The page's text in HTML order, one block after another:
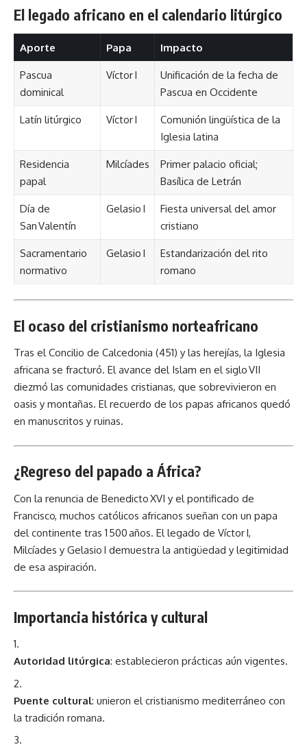
El legado africano en el calendario litúrgico
Aporte Papa Impacto
Pascua
dominical
Víctor I
Unificación de la fecha de
Pascua en Occidente
Latín litúrgico Víctor I
Comunión lingüística de la
Iglesia latina
Residencia
papal
Milcíades
Primer palacio oficial;
Basílica de Letrán
Día de
San Valentín
Gelasio I
Fiesta universal del amor
cristiano
Sacramentario
normativo
Gelasio I
Estandarización del rito
romano
El ocaso del cristianismo norteafricano
Tras el Concilio de Calcedonia (451) y las herejías, la Iglesia
africana se fracturó. El avance del Islam en el siglo VII
diezmó las comunidades cristianas, que sobrevivieron en
oasis y montañas. El recuerdo de los papas africanos quedó
en manuscritos y ruinas.
¿Regreso del papado a África?
Con la renuncia de Benedicto XVI y el pontificado de
Francisco, muchos católicos africanos sueñan con un papa
del continente tras 1 500 años. El legado de Víctor I,
Milcíades y Gelasio I demuestra la antigüedad y legitimidad
de esa aspiración.
Importancia histórica y cultural
Autoridad litúrgica: establecieron prácticas aún vigentes.
Puente cultural: unieron el cristianismo mediterráneo con
la tradición romana.